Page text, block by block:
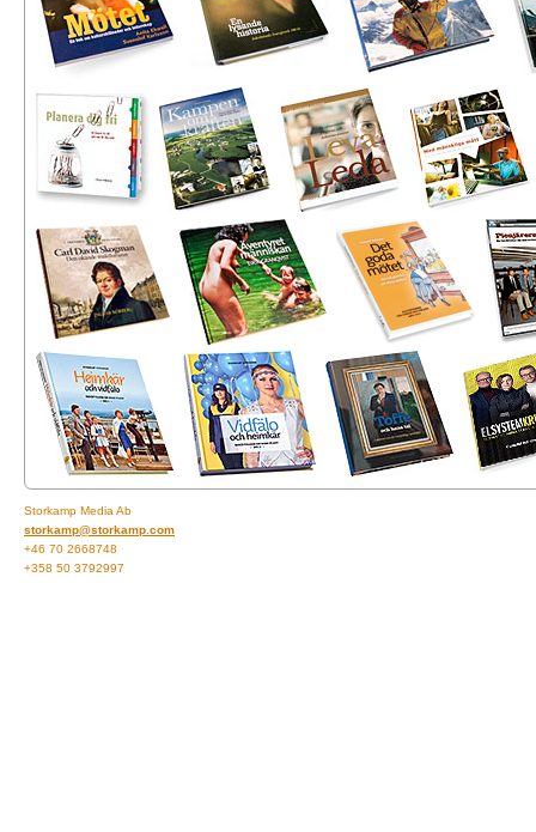
Storkamp Media Ab
storkamp@storkamp.com
+46 70 2668748
+358 50 3792997